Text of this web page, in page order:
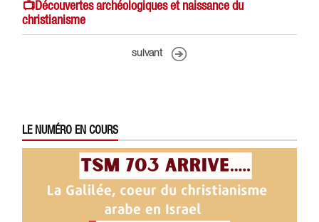
📺Découvertes archéologiques et naissance du
christianisme
suivant
LE NUMÉRO EN COURS